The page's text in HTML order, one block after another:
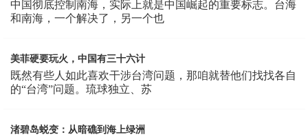
中国彻底控制南海，实际上就是中国崛起的重要标志。台海
和南海，一个解决了，另一个也
美菲硬要玩火，中国有三十六计
既然有些人如此喜欢干涉台湾问题，那咱就替他们找找各自
的“台湾”问题。琉球独立、苏
渚碧岛蜕变：从暗礁到海上绿洲